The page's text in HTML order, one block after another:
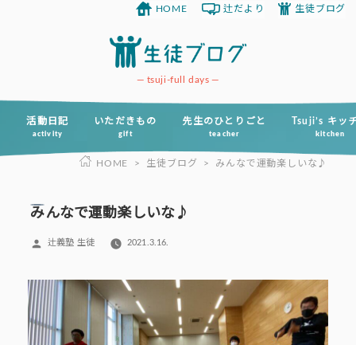
ツ
tsuji-full days
活動日記
activity
いただきもの
gift
先生のひとりごと
teacher
Tsuji’s キッ
kitchen
HOME 辻だより 生徒ブログ
HOME > 生徒ブログ > みんなで運動楽しいな♪
みんなで運動楽しいな♪
投
辻義塾 生徒 2021.3.16.